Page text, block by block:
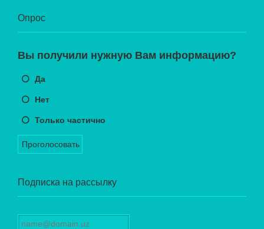
Опрос
Вы получили нужную Вам информацию?
Да
Нет
Только частично
Проголосовать
Подписка на рассылку